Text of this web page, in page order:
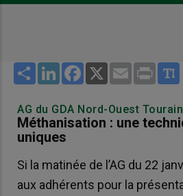
Share LinkedInFacebook
X Email Print
AG du GDA Nord-Ouest Tourain
Méthanisation : une
uniques
Si la matinée de l’AG du 22
aux adhérents pour la